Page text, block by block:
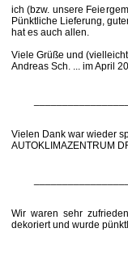
ich (bzw. unsere
Pünktliche Lieferung,
hat es auch allen.
Viele Grüße und
Andreas Sch. ... im April
Vielen Dank war wieder
AUTOKLIMAZENTRUM
Wir waren sehr
dekoriert und wurde